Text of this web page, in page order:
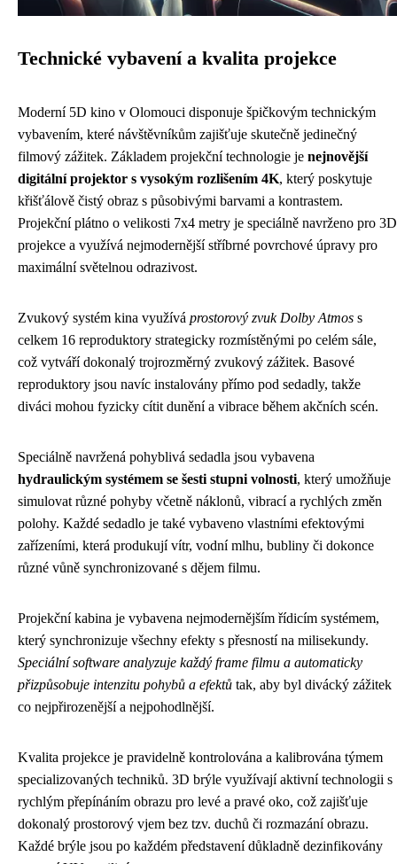
Technické vybavení a kvalita projekce
Moderní 5D kino v Olomouci disponuje špičkovým technickým
vybavením, které návštěvníkům zajišťuje skutečně jedinečný
filmový zážitek. Základem projekční technologie je nejnovější
digitální projektor s vysokým rozlišením 4K, který poskytuje
křišťálově čistý obraz s působivými barvami a kontrastem.
Projekční plátno o velikosti 7x4 metry je speciálně navrženo pro 3D
projekce a využívá nejmodernější stříbrné povrchové úpravy pro
maximální světelnou odrazivost.
Zvukový systém kina využívá prostorový zvuk Dolby Atmos s
celkem 16 reproduktory strategicky rozmístěnými po celém sále,
což vytváří dokonalý trojrozměrný zvukový zážitek. Basové
reproduktory jsou navíc instalovány přímo pod sedadly, takže
diváci mohou fyzicky cítit dunění a vibrace během akčních scén.
Speciálně navržená pohyblivá sedadla jsou vybavena
hydraulickým systémem se šesti stupni volnosti, který umožňuje
simulovat různé pohyby včetně náklonů, vibrací a rychlých změn
polohy. Každé sedadlo je také vybaveno vlastními efektovými
zařízeními, která produkují vítr, vodní mlhu, bubliny či dokonce
různé vůně synchronizované s dějem filmu.
Projekční kabina je vybavena nejmodernějším řídicím systémem,
který synchronizuje všechny efekty s přesností na milisekundy.
Speciální software analyzuje každý frame filmu a automaticky
přizpůsobuje intenzitu pohybů a efektů tak, aby byl divácký zážitek
co nejpřirozenější a nejpohodlnější.
Kvalita projekce je pravidelně kontrolována a kalibrována týmem
specializovaných techniků. 3D brýle využívají aktivní technologii s
rychlým přepínáním obrazu pro levé a pravé oko, což zajišťuje
dokonalý prostorový vjem bez tzv. duchů či rozmazání obrazu.
Každé brýle jsou po každém představení důkladně dezinfikovány